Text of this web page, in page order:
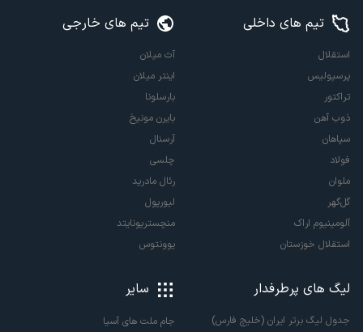
تیم های داخلی
استقلال
پرسپولیس
تراکتور
ذوب آهن
سپاهان
فولاد
ملوان
گل‌گهر
آلومینیوم اراک
استقلال خوزستان
تیم های خارجی
آث میلان
اینتر میلان
بارسلونا
بایرن مونیخ
آرسنال
چلسی
رئال مادرید
لیورپول
منچستریونایتد
یوونتوس
لیگ های پرطرفدار
جدول لیگ برتر ایران (خلیج فارس)
سایر
جام ملت های آسیا